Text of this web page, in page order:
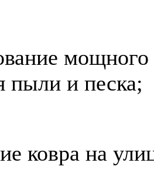
пыли и песка;
ковра на